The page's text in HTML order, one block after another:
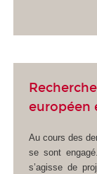
européen
Au cours des
se sont
s’agisse de